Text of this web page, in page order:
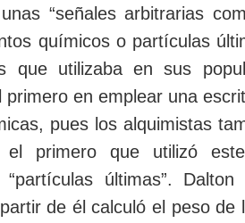
“señales arbitrarias
químicos o partículas
que utilizaba en sus
primero en emplear una
pues los alquimistas
el primero que utilizó
“partículas últimas”.
de él calculó el peso